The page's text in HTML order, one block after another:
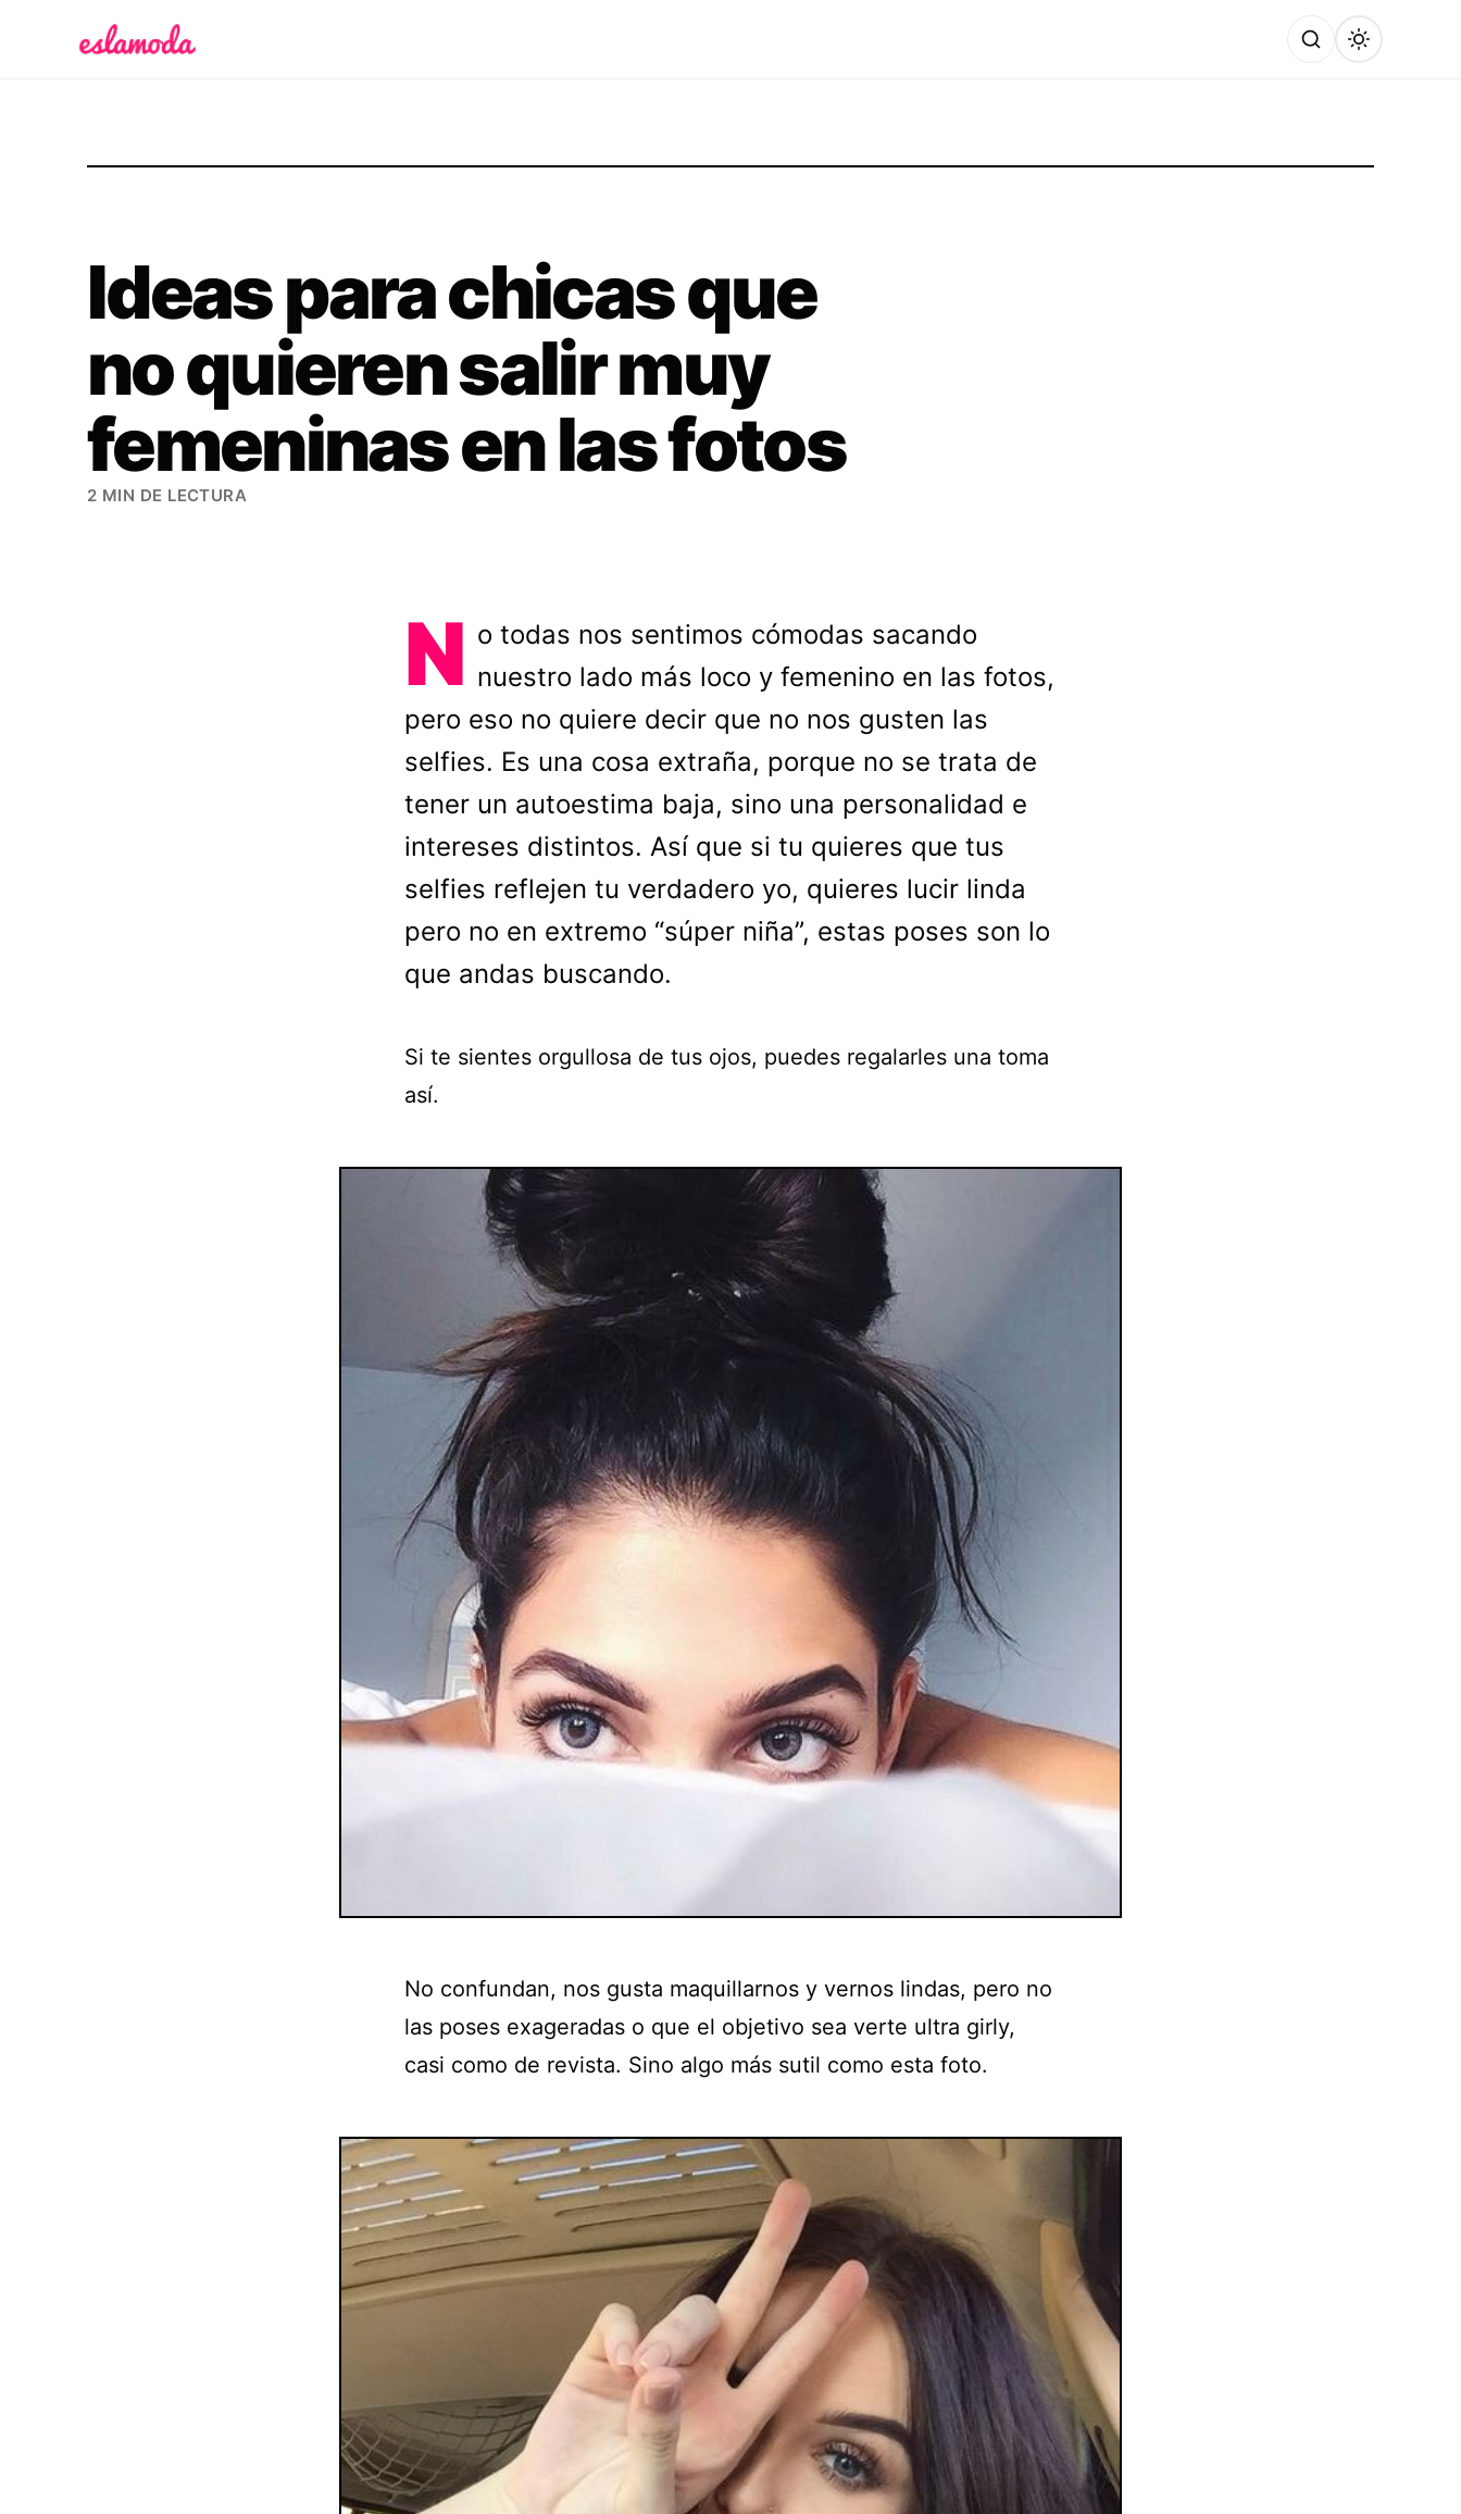
Ideas para chicas que
no quieren salir muy
femeninas en las fotos
2 MIN DE LECTURA
N o todas nos sentimos cómodas sacando
nuestro lado más loco y femenino en las fotos,
pero eso no quiere decir que no nos gusten las
selfies. Es una cosa extraña, porque no se trata de
tener un autoestima baja, sino una personalidad e
intereses distintos. Así que si tu quieres que tus
selfies reflejen tu verdadero yo, quieres lucir linda
pero no en extremo “súper niña”, estas poses son lo
que andas buscando.
Si te sientes orgullosa de tus ojos, puedes regalarles una toma
así.
No confundan, nos gusta maquillarnos y vernos lindas, pero no
las poses exageradas o que el objetivo sea verte ultra girly,
casi como de revista. Sino algo más sutil como esta foto.